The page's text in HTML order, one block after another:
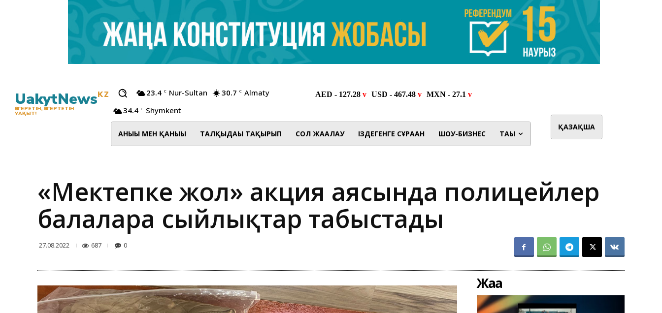
UakytNewsKZ
ӨЗГЕРЕТІН, ӨЗГЕРТЕТІН
УАҚЫТ!
23.4 C Nur-Sultan 30.7 C Almaty
34.4 C Shymkent
АНЫҒЫ МЕН ҚАНЫҒЫ ТАЛҚЫДАҒЫ ТАҚЫРЫП СОЛ ЖАҒАЛАУ ІЗДЕГЕНГЕ СҰРАҒАН ШОУ-БИЗНЕС ТАҒЫ
ҚАЗАҚША
«Мектепке жол» акция аясында полицейлер
балаларға сыйлықтар табыстады
27.08.2022 687 0
Жаңа